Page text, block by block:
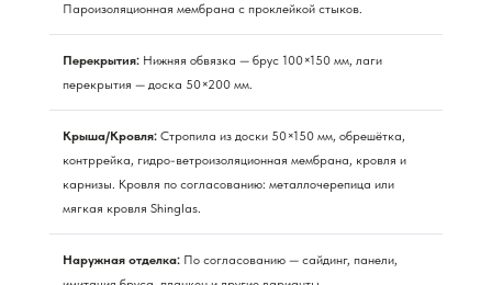
Пароизоляционная мембрана с проклейкой стыков.
Перекрытия: Нижняя обвязка — брус 100×150 мм, лаги
перекрытия — доска 50×200 мм.
Крыша/Кровля: Стропила из доски 50×150 мм, обрешётка,
контррейка, гидро-ветроизоляционная мембрана, кровля и
карнизы. Кровля по согласованию: металлочерепица или
мягкая кровля Shinglas.
Наружная отделка: По согласованию — сайдинг, панели,